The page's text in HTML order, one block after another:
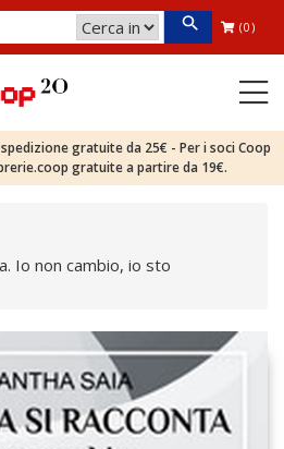
(0)
gratuite da 25€ - Per i soci Coop
gratuite a partire da 19€.
Io non cambio, io sto